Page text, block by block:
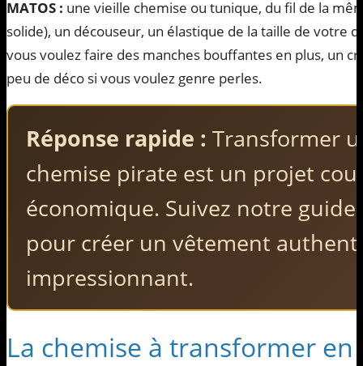
MATOS : une vieille chemise ou tunique, du fil de la
solide), un découseur, un élastique de la taille de votre
vous voulez faire des manches bouffantes en plus, un
peu de déco si vous voulez genre perles.
Réponse rapide : Transformer
chemise pirate est un projet
économique. Suivez notre
pour créer un vêtement
impressionnant.
La chemise à transformer